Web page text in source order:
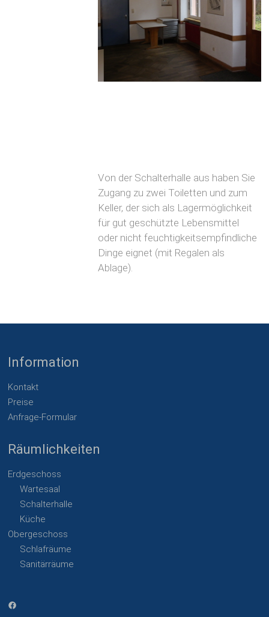
Von der Schalterhalle aus haben Sie
Zugang zu zwei Toiletten und zum
Keller, der sich als Lagermöglich­keit
für gut geschützte Lebensmittel
oder nicht feuchtigkeitsempfindliche
Dinge eignet (mit Regalen als
Ablage).
Information
Kontakt
Preise
Anfrage-Formular
Räumlichkeiten
Erdgeschoss
Wartesaal
Schalterhalle
Küche
Obergeschoss
Schlafräume
Sanitärräume